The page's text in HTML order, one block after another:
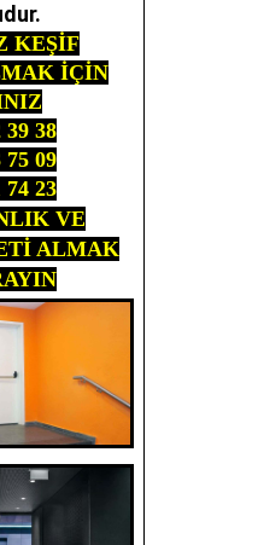
KEŞİF
İÇİN
39 38
75 09
74 23
VE
ALMAK